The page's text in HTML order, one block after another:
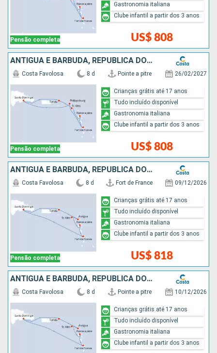
Pensão completa US$ 808
Gastronomia italiana
Clube infantil a partir dos 3 anos
ANTIGUA E BARBUDA, REPUBLICA DOMINICANA
Pensão completa
Costa Favolosa 8 d Pointe a pitre 26/02/2027
US$ 808
Crianças grátis até 17 anos
Tudo incluído disponível
Gastronomia italiana
Clube infantil a partir dos 3 anos
ANTIGUA E BARBUDA, REPUBLICA DOMINICANA
Pensão completa
Costa Favolosa 8 d Fort de France 09/12/2026
US$ 818
Crianças grátis até 17 anos
Tudo incluído disponível
Gastronomia italiana
Clube infantil a partir dos 3 anos
ANTIGUA E BARBUDA, REPUBLICA DOMINICANA
Costa Favolosa 8 d Pointe a pitre 10/12/2026
Crianças grátis até 17 anos
Tudo incluído disponível
Gastronomia italiana
Clube infantil a partir dos 3 anos